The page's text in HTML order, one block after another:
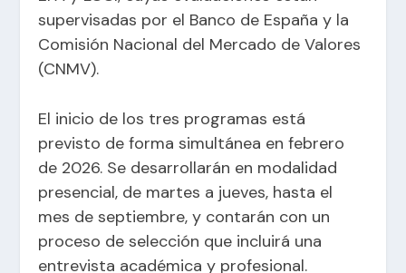
supervisadas por el Banco de España y la
Comisión Nacional del Mercado de Valores
(CNMV).
El inicio de los tres programas está
previsto de forma simultánea en febrero
de 2026. Se desarrollarán en modalidad
presencial, de martes a jueves, hasta el
mes de septiembre, y contarán con un
proceso de selección que incluirá una
entrevista académica y profesional.